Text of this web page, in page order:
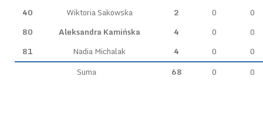
40
Wiktoria Sakowska 2 0
0
80
Aleksandra Kamińska 4 0
0
81
Nadia Michalak 4 0
0
Suma
68 0 0